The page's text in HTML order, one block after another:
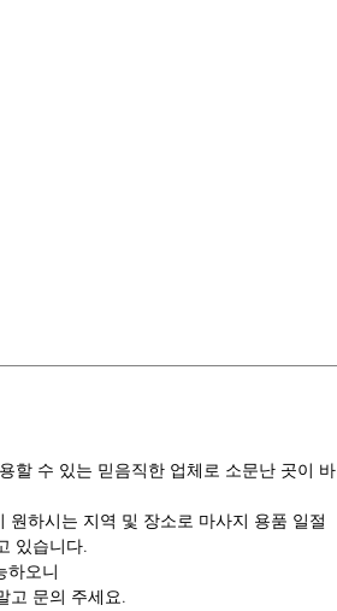
할 수 있는 믿음직한 업체로 소문난 곳이 바
하시는 지역 및 장소로 마사지 용품 일절
있습니다.
하오니
고 문의 주세요.